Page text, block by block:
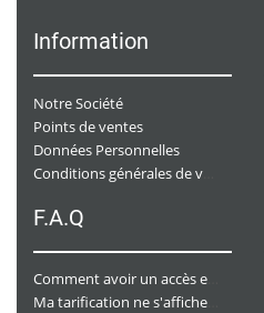
Information
Notre Société
Points de ventes
Données Personnelles
F.A.Q